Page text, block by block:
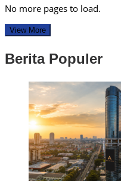
No more pages to load.
View More
Berita Populer